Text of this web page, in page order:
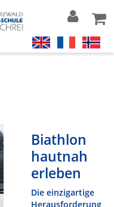
Biathlon
hautnah
erleben
Die einzigartige
Herausforderung